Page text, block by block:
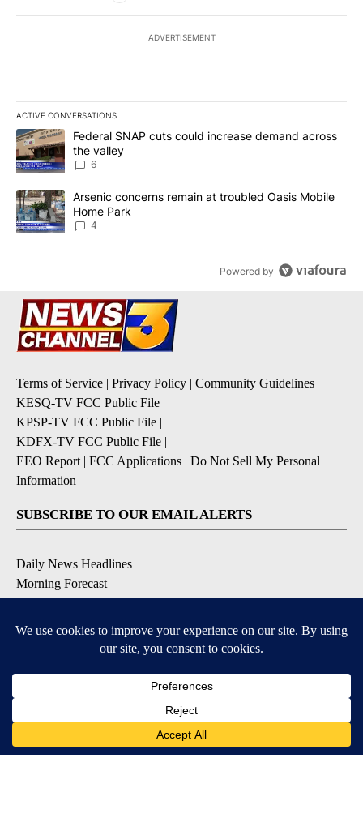
ADVERTISEMENT
ACTIVE CONVERSATIONS
The following is a list of the most commented articles in the last
A trending article titled "Federal SNAP cuts could increase
Federal SNAP cuts could increase demand across
the valley
6
A trending article titled "Arsenic concerns remain at troubled
Arsenic concerns remain at troubled Oasis Mobile
Home Park
4
Powered by
Terms of Service | Privacy Policy | Community Guidelines
KESQ-TV FCC Public File |
KPSP-TV FCC Public File |
KDFX-TV FCC Public File |
EEO Report | FCC Applications | Do Not Sell My Personal
Information
SUBSCRIBE TO OUR EMAIL ALERTS
Daily News Headlines
Morning Forecast
Contests & Promotions
DOWNLOAD OUR APPS
Available for iOS and Android